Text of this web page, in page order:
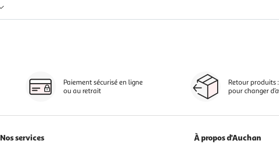
Paiement sécurisé en ligne
ou au retrait
Retour produits
pour changer
Nos services À propos d'Auchan